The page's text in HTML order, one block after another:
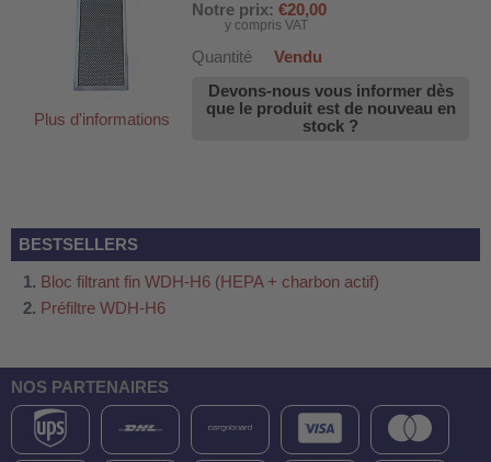
660b
C03
AP1101
H3
Plus d'informations
Notre prix: €20,00
y compris VAT
Quantité
Vendu
Devons-nous vous informer dès
que le produit est de nouveau en
stock ?
BESTSELLERS
Bloc filtrant fin WDH-H6 (HEPA + charbon actif)
Préfiltre WDH-H6
NOS PARTENAIRES